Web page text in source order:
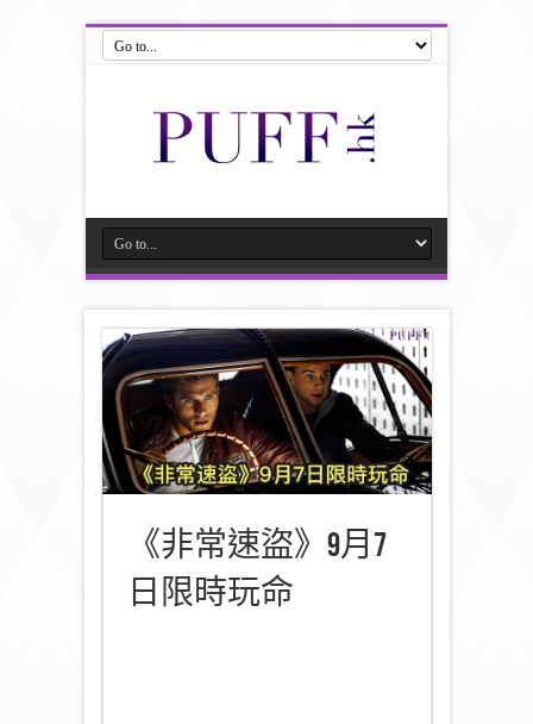
《非常速盜》9月7
日限時玩命